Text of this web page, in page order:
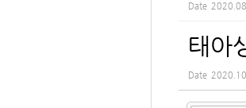
Date
태아
Date